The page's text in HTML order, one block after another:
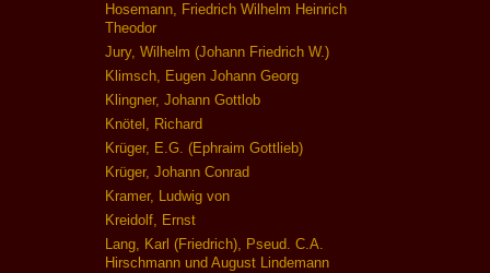
Hosemann, Friedrich Wilhelm Heinrich
Theodor
Jury, Wilhelm (Johann Friedrich W.)
Klimsch, Eugen Johann Georg
Klingner, Johann Gottlob
Knötel, Richard
Krüger, E.G. (Ephraim Gottlieb)
Krüger, Johann Conrad
Kramer, Ludwig von
Kreidolf, Ernst
Lang, Karl (Friedrich), Pseud. C.A.
Hirschmann und August Lindemann